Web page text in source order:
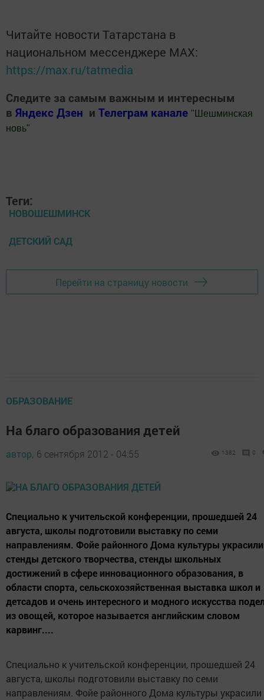
Читайте новости Татарстана в
национальном мессенджере MАХ:
https://max.ru/tatmedia
Следите за самым важным и интересным
в Яндекс Дзен и Телеграм канале " Шешминская
новь"
Теги:
НОВОШЕШМИНСК
ДЕТСКИЙ САД
Перейти на страницу новости
ОБРАЗОВАНИЕ
На благо образования детей
автор, 6 сентября 2012 - 04:55 1382 0
Специально к учительской конференции, прошедшей 24
августа, школы подготовили выставку по семи
направлениям. Фойе районного Дома культуры украсили
стенды детского творчества, стенды школьных
достижений в сфере инновационного образования, в
области спорта, сельскохозяйственная выставка школ и
детсадов и очень интересного и модного искусства
из овощей, которое называется английским словом
карвинг....
Специально к учительской конференции, прошедшей 24
августа, школы подготовили выставку по семи
направлениям. Фойе районного Дома культуры украсили